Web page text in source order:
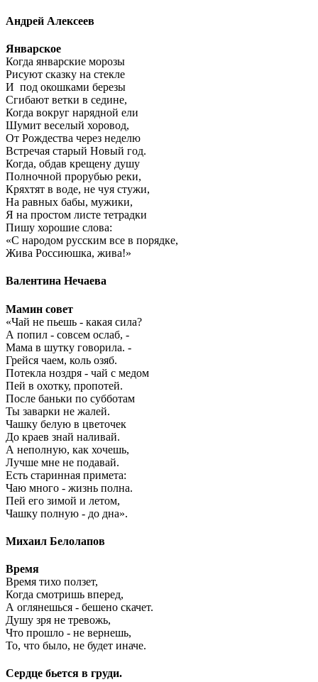
Андрей Алексеев
Январское
Когда январские морозы
Рисуют сказку на стекле
И под окошками березы
Сгибают ветки в седине,
Когда вокруг нарядной ели
Шумит веселый хоровод,
От Рождества через неделю
Встречая старый Новый год.
Когда, обдав крещену душу
Полночной прорубью реки,
Кряхтят в воде, не чуя стужи,
На равных бабы, мужики,
Я на простом листе тетрадки
Пишу хорошие слова:
«С народом русским все в порядке,
Жива Россиюшка, жива!»
Валентина Нечаева
Мамин совет
«Чай не пьешь - какая сила?
А попил - совсем ослаб, -
Мама в шутку говорила. -
Грейся чаем, коль озяб.
Потекла ноздря - чай с медом
Пей в охотку, пропотей.
После баньки по субботам
Ты заварки не жалей.
Чашку белую в цветочек
До краев знай наливай.
А неполную, как хочешь,
Лучше мне не подавай.
Есть старинная примета:
Чаю много - жизнь полна.
Пей его зимой и летом,
Чашку полную - до дна».
Михаил Белолапов
Время
Время тихо ползет,
Когда смотришь вперед,
А оглянешься - бешено скачет.
Душу зря не тревожь,
Что прошло - не вернешь,
То, что было, не будет иначе.
Сердце бьется в груди.